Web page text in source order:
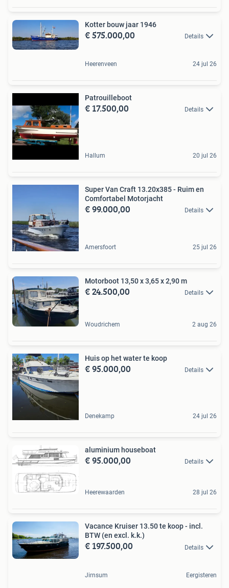
Kotter bouw jaar 1946
€ 575.000,00 Details
Heerenveen 24 jul 26
Patrouilleboot
€ 17.500,00 Details
Hallum 20 jul 26
Super Van Craft 13.20x385 - Ruim en
Comfortabel Motorjacht
€ 99.000,00 Details
Amersfoort 25 jul 26
Motorboot 13,50 x 3,65 x 2,90 m
€ 24.500,00 Details
Woudrichem 2 aug 26
Huis op het water te koop
€ 95.000,00 Details
Denekamp 24 jul 26
aluminium houseboat
€ 95.000,00 Details
Heerewaarden 28 jul 26
Vacance Kruiser 13.50 te koop - incl.
BTW (en excl. k.k.)
€ 197.500,00 Details
Jirnsum Eergisteren